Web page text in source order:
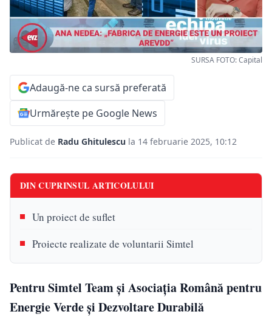
SURSA FOTO: Capital
Adaugă-ne ca sursă preferată
Urmărește pe Google News
Publicat de Radu Ghitulescu la 14 februarie 2025, 10:12
DIN CUPRINSUL ARTICOLULUI
Un proiect de suflet
Proiecte realizate de voluntarii Simtel
Pentru Simtel Team și Asociația Română pentru
Energie Verde și Dezvoltare Durabilă